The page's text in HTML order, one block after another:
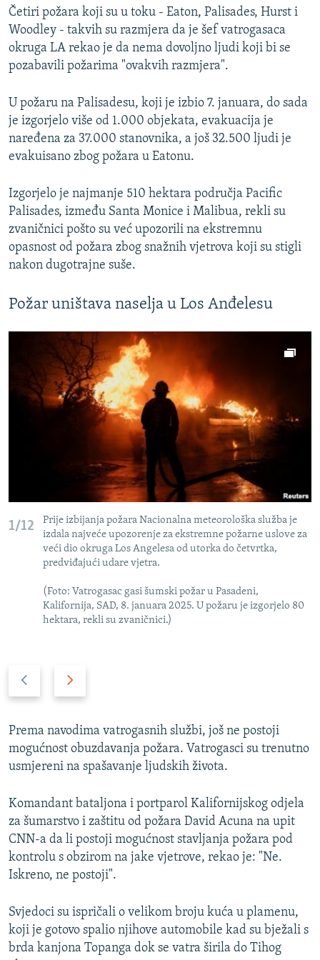
Auto 240p 360p 480p
720p 1080p
Četiri požara koji su u toku - Eaton, Palisades, Hurst i
Woodley - takvih su razmjera da je šef vatrogasaca
okruga LA rekao je da nema dovoljno ljudi koji bi se
pozabavili požarima "ovakvih razmjera".
U požaru na Palisadesu, koji je izbio 7. januara, do sada
je izgorjelo više od 1.000 objekata, evakuacija je
naređena za 37.000 stanovnika, a još 32.500 ljudi je
evakuisano zbog požara u Eatonu.
Izgorjelo je najmanje 510 hektara područja Pacific
Palisades, između Santa Monice i Malibua, rekli su
zvaničnici pošto su već upozorili na ekstremnu
opasnost od požara zbog snažnih vjetrova koji su stigli
nakon dugotrajne suše.
Požar uništava naselja u Los Anđelesu
1/12
Prije izbijanja požara Nacionalna meteorološka služba je
izdala najveće upozorenje za ekstremne požarne uslove za
veći dio okruga Los Angelesa od utorka do četvrtka,
predviđajući udare vjetra.
(Foto: Vatrogasac gasi šumski požar u Pasadeni,
Kalifornija, SAD, 8. januara 2025. U požaru je izgorjelo 80
hektara, rekli su zvaničnici.)
t
h
o
n
i
s
l
a
d
e
d
n
s
l
a
j
d
Prema navodima vatrogasnih službi, još ne postoji
mogućnost obuzdavanja požara. Vatrogasci su trenutno
usmjereni na spašavanje ljudskih života.
Komandant bataljona i portparol Kalifornijskog odjela
za šumarstvo i zaštitu od požara David Acuna na upit
CNN-a da li postoji mogućnost stavljanja požara pod
kontrolu s obzirom na jake vjetrove, rekao je: "Ne.
Iskreno, ne postoji".
Svjedoci su ispričali o velikom broju kuća u plamenu,
koji je gotovo spalio njihove automobile kad su bježali s
brda kanjona Topanga dok se vatra širila do Tihog